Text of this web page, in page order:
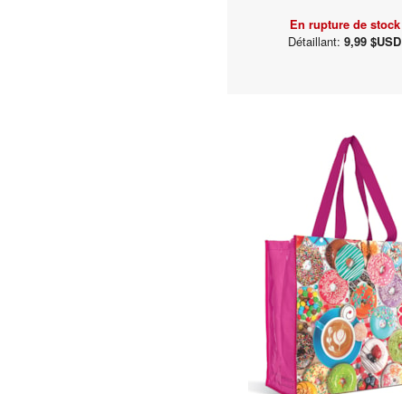
En rupture de stock
Détaillant:9,99 $USD